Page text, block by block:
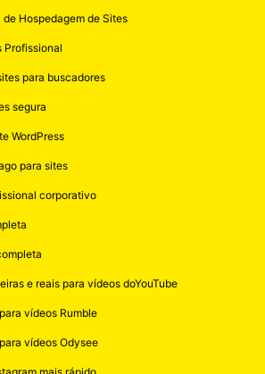
Hospedagem de Sites
Profissional
para buscadores
segura
WordPress
para sites
corporativo
e reais para vídeos doYouTube
vídeos Rumble
vídeos Odysee